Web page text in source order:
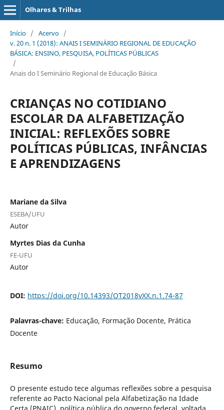
Olhares & Trilhas
Início / Acervo /
v. 20 n. 1 (2018): ANAIS I SEMINÁRIO REGIONAL DE EDUCAÇÃO
BÁSICA: ENSINO, PESQUISA, POLÍTICAS PÚBLICAS
/
Anais do I Seminário Regional de Educação Básica
CRIANÇAS NO COTIDIANO
ESCOLAR DA ALFABETIZAÇÃO
INICIAL: REFLEXÕES SOBRE
POLÍTICAS PÚBLICAS, INFÂNCIAS
E APRENDIZAGENS
Mariane da Silva
ESEBA/UFU
Autor
Myrtes Dias da Cunha
FE-UFU
Autor
DOI: https://doi.org/10.14393/OT2018vXX.n.1.74-87
Palavras-chave: Educação, Formação Docente, Prática
Docente
Resumo
O presente estudo tece algumas reflexões sobre a pesquisa
referente ao Pacto Nacional pela Alfabetização na Idade